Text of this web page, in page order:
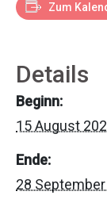
Zum
Details
Beginn:
15 August
Ende:
28